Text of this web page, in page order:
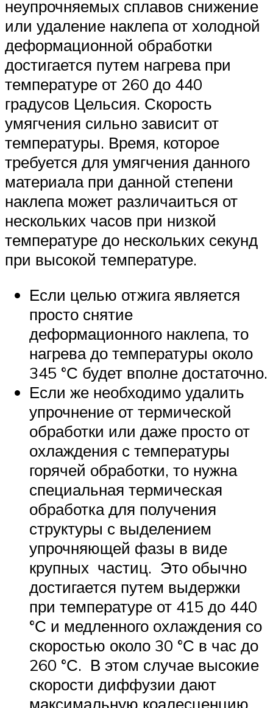
неупрочняемых сплавов снижение
или удаление наклепа от холодной
деформационной обработки
достигается путем нагрева при
температуре от 260 до 440
градусов Цельсия. Скорость
умягчения сильно зависит от
температуры. Время, которое
требуется для умягчения данного
материала при данной степени
наклепа может различаиться от
нескольких часов при низкой
температуре до нескольких секунд
при высокой температуре.
Если целью отжига является
просто снятие
деформационного наклепа, то
нагрева до температуры около
345 °С будет вполне достаточно.
Если же необходимо удалить
упрочнение от термической
обработки или даже просто от
охлаждения с температуры
горячей обработки, то нужна
специальная термическая
обработка для получения
структуры с выделением
упрочняющей фазы в виде
крупных частиц. Это обычно
достигается путем выдержки
при температуре от 415 до 440
°С и медленного охлаждения со
скоростью около 30 °С в час до
260 °С. В этом случае высокие
скорости диффузии дают
максимальную коалесценцию